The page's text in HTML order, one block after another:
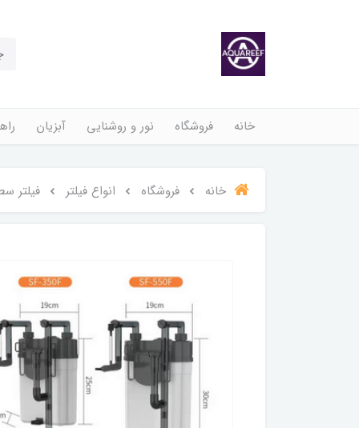
خانه فروشگاه نور و روشنایی آبزیان
خانه فروشگاه انواع فیلتر فیلتر